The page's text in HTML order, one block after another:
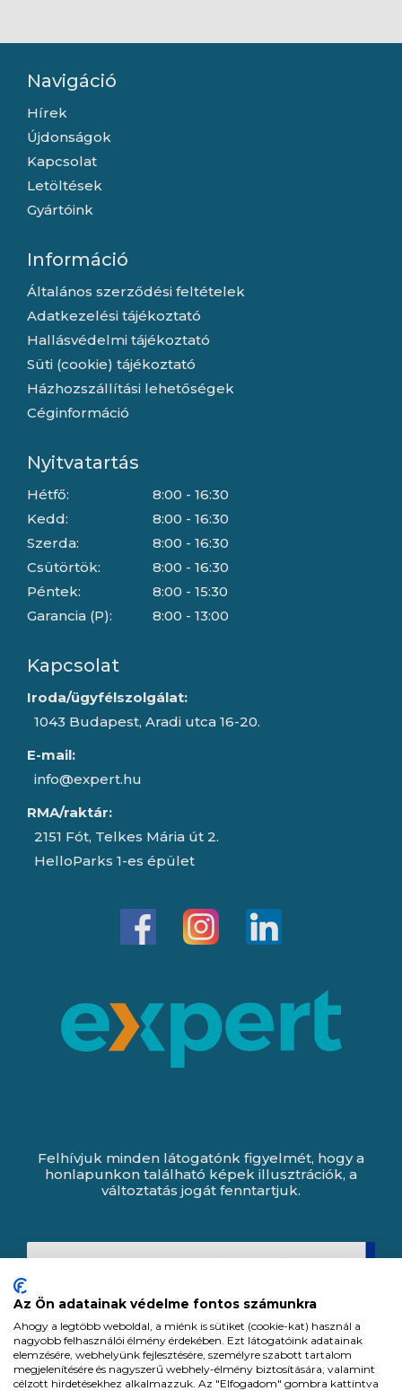
Navigáció
Hírek
Újdonságok
Kapcsolat
Letöltések
Gyártóink
Információ
Általános szerződési feltételek
Adatkezelési tájékoztató
Hallásvédelmi tájékoztató
Süti (cookie) tájékoztató
Házhozszállítási lehetőségek
Céginformáció
Nyitvatartás
Hétfő:
Kedd:
Szerda:
Csütörtök:
Péntek:
Garancia (P):
8:00 - 16:30
8:00 - 16:30
8:00 - 16:30
8:00 - 16:30
8:00 - 15:30
8:00 - 13:00
Kapcsolat
Iroda/ügyfélszolgálat:
1043 Budapest, Aradi utca 16-20.
E-mail:
info@expert.hu
RMA/raktár:
2151 Fót, Telkes Mária út 2.
HelloParks 1-es épület
Felhívjuk minden látogatónk figyelmét, hogy a
honlapunkon található képek illusztrációk, a
változtatás jogát fenntartjuk.
Az Ön adatainak védelme fontos számunkra
Ahogy a legtöbb weboldal, a miénk is sütiket (cookie-kat) használ a
nagyobb felhasználói élmény érdekében. Ezt látogatóink adatainak
elemzésére, webhelyünk fejlesztésére, személyre szabott tartalom
megjelenítésére és nagyszerű webhely-élmény biztosítására, valamint
célzott hirdetésekhez alkalmazzuk. Az "Elfogadom" gombra kattintva